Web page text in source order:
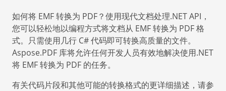
如何将 EMF 转换为 PDF？使用现代文档处理.NET API，
您可以轻松地以编程方式将文档从 EMF 转换为 PDF 格
式。只需使用几行 C# 代码即可转换高质量的文件。
Aspose.PDF 库将允许任何开发人员有效地解决使用.NET
将 EMF 转换为 PDF 的任务。
有关代码片段和其他可能的转换格式的更详细描述，请参